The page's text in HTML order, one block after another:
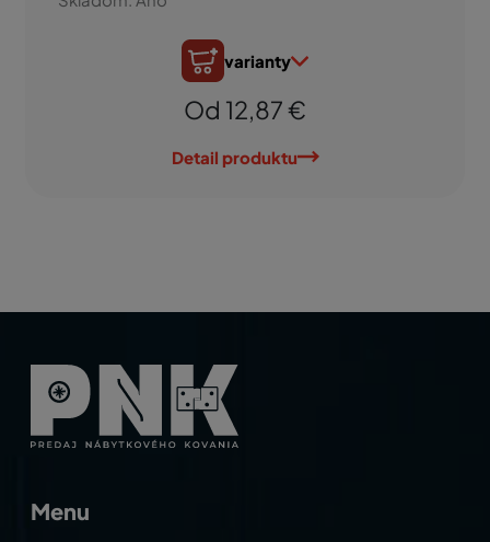
varianty
Od 12,87 €
Detail produktu
Menu